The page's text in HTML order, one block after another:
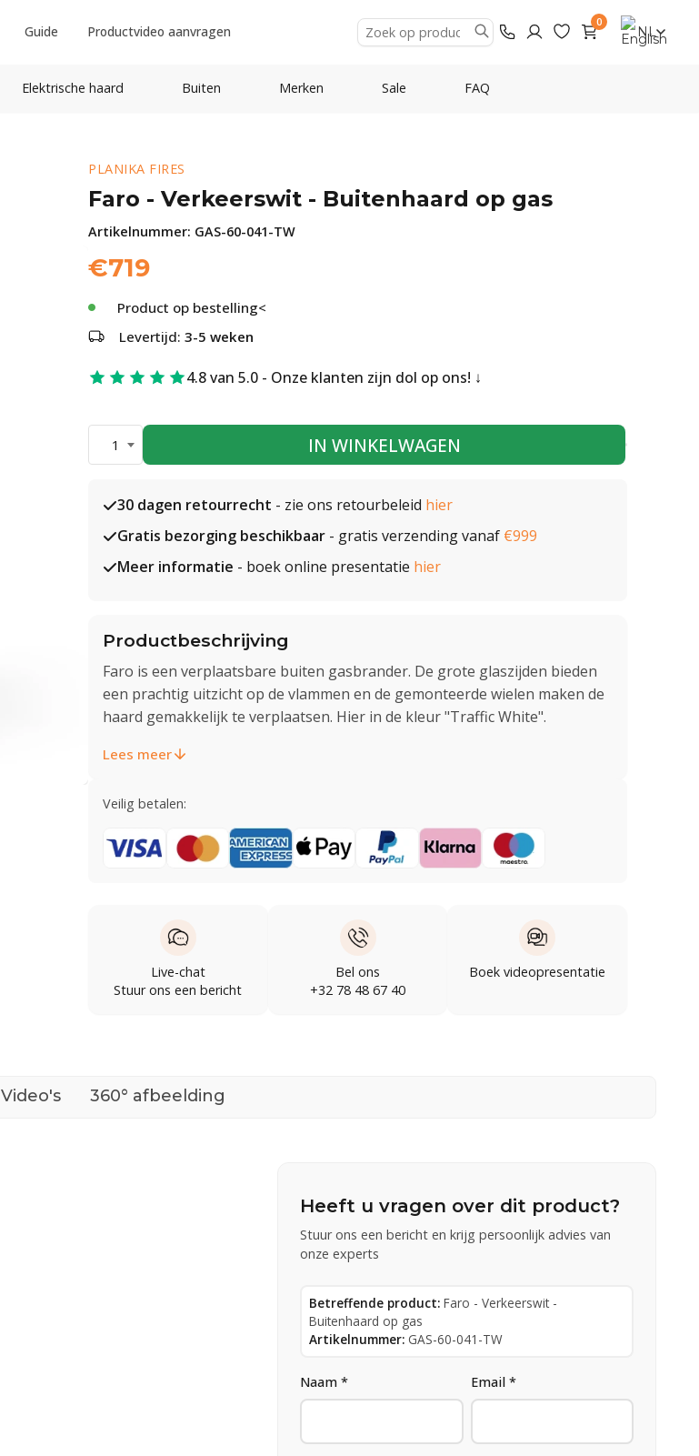
Guide Productvideo aanvragen
0
NL
Elektrische haard Buiten Merken Sale FAQ
PLANIKA FIRES
Faro - Verkeerswit - Buitenhaard op gas
Artikelnummer: GAS-60-041-TW
€719
Product op bestelling<
Levertijd: 3-5 weken
4.8 van 5.0 - Onze klanten zijn dol op ons!
1 IN WINKELWAGEN
30 dagen retourrecht - zie ons retourbeleid hier
Gratis bezorging beschikbaar - gratis verzending vanaf €999
Meer informatie - boek online presentatie hier
Productbeschrijving
Faro is een verplaatsbare buiten gasbrander. De grote glaszijden bieden
een prachtig uitzicht op de vlammen en de gemonteerde wielen maken de
haard gemakkelijk te verplaatsen. Hier in de kleur "Traffic White".
Lees meer
Veilig betalen:
Live-chat
Stuur ons een bericht
Bel ons
+32 78 48 67 40
Boek videopresentatie
Video's 360° afbeelding
Heeft u vragen over dit product?
Stuur ons een bericht en krijg persoonlijk advies van
onze experts
Betreffende product: Faro - Verkeerswit -
Buitenhaard op gas
Artikelnummer: GAS-60-041-TW
Naam * Email *